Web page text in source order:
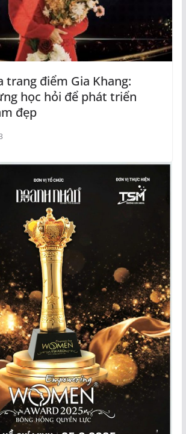
trang điểm Gia Khang:
học hỏi để phát triển
đẹp